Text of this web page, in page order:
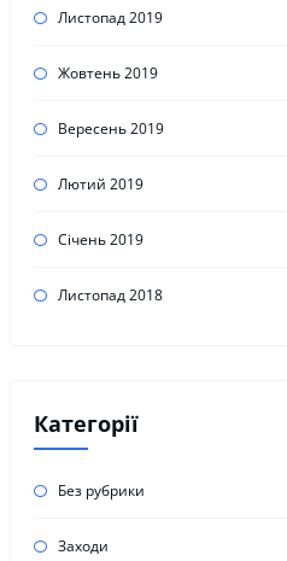
Листопад 2019
Жовтень 2019
Вересень 2019
Лютий 2019
Січень 2019
Листопад 2018
Категорії
Без рубрики
Заходи